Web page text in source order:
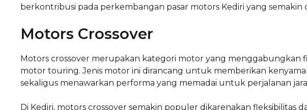
berkontribusi pada perkembangan pasar motors Kediri yang semakin
Motors Crossover
Motors crossover merupakan kategori motor yang
motor touring. Jenis motor ini dirancang untuk memberikan
sekaligus menawarkan performa yang memadai untuk perjalanan
Di Kediri, motors crossover semakin populer dikarenakan fleksibilitas